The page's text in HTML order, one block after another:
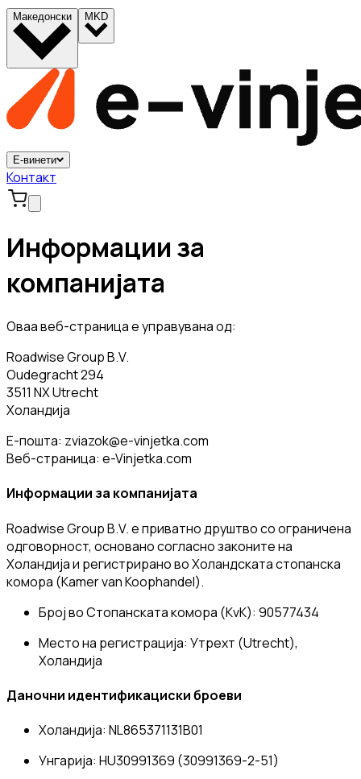
Македонски MKD
Е-винети
Контакт
Информации за
компанијата
Оваа веб-страница е управувана од:
Roadwise Group B.V.
Oudegracht 294
3511 NX Utrecht
Холандија
Е-пошта: zviazok@e-vinjetka.com
Веб-страница: e-Vinjetka.com
Информации за компанијата
Roadwise Group B.V. е приватно друштво со ограничена
одговорност, основано согласно законите на
Холандија и регистрирано во Холандската стопанска
комора (Kamer van Koophandel).
Број во Стопанската комора (KvK): 90577434
Место на регистрација: Утрехт (Utrecht),
Холандија
Даночни идентификациски броеви
Холандија: NL865371131B01
Унгарија: HU30991369 (30991369-2-51)